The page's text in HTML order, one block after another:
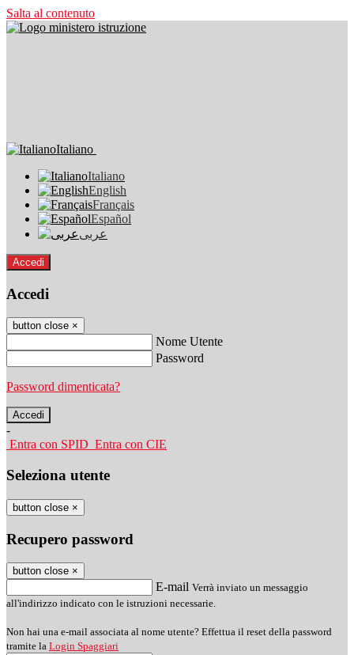
Salta al contenuto
Italiano
Italiano
English
Français
Español
عربى
Accedi
Accedi
button close ×
Nome Utente
Password
Password dimenticata?
-
Entra con SPID Entra con CIE
Seleziona utente
button close ×
Recupero password
button close ×
E-mail Verrà inviato un messaggio
all'indirizzo indicato con le istruzioni necessarie.
Non hai una e-mail associata al nome utente? Effettua il reset della password
tramite la Login Spaggiari